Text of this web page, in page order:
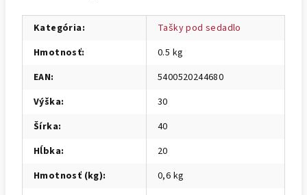
Kategória:
Tašky pod sedadlo
Hmotnosť:
0.5 kg
EAN:
5400520244680
Výška:
30
Šírka:
40
Hĺbka:
20
Hmotnosť (kg):
0,6 kg